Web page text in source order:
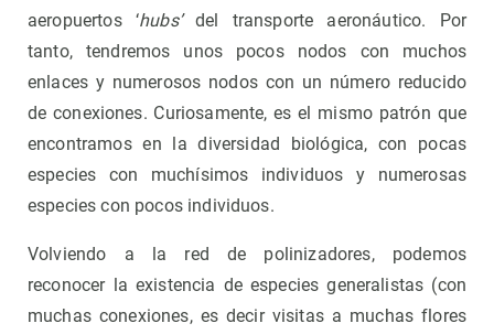
aeropuertos ‘hubs’del transporte aeronáutico. Por
tanto, tendremos unos pocos nodos con muchos
enlaces y numerosos nodos con un número reducido
de conexiones. Curiosamente, es el mismo patrón que
encontramos en la diversidad biológica, con pocas
especies con muchísimos individuos y numerosas
especies con pocos individuos.
Volviendo a la red de polinizadores, podemos
reconocer la existencia de especies generalistas (con
muchas conexiones, es decir visitas a muchas flores